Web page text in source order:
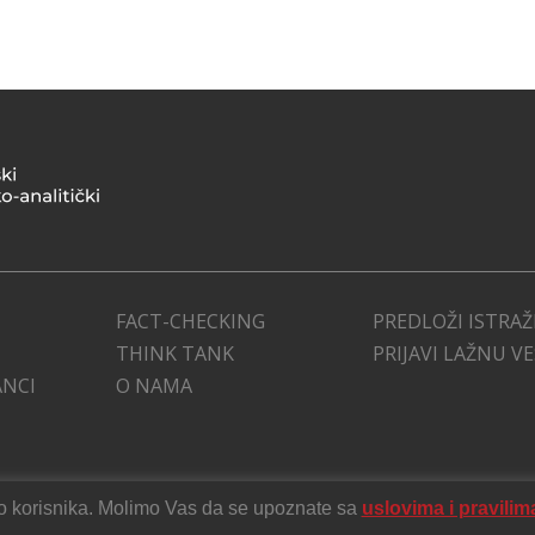
FACT-CHECKING
THINK TANK
O NAMA
PREDLOŽI
PRIJAVI LAŽNU
Molimo Vas da se upoznate sa uslovima i